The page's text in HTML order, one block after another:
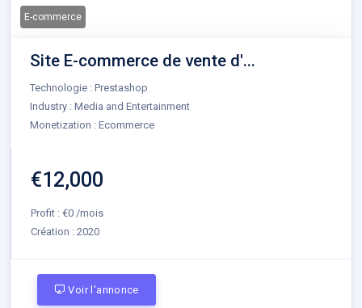
E-commerce
Site E-commerce de vente d'...
Technologie : Prestashop
Industry : Media and Entertainment
Monetization : Ecommerce
€12,000
Profit : €0 /mois
Création : 2020
Voir l'annonce